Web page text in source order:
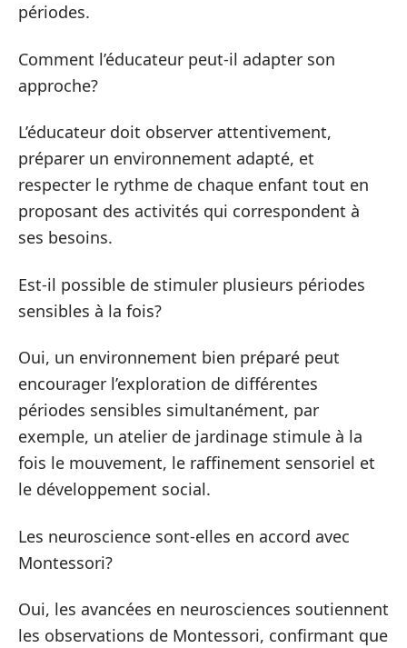
périodes.
Comment l’éducateur peut-il adapter son
approche?
L’éducateur doit observer attentivement,
préparer un environnement adapté, et
respecter le rythme de chaque enfant tout en
proposant des activités qui correspondent à
ses besoins.
Est-il possible de stimuler plusieurs périodes
sensibles à la fois?
Oui, un environnement bien préparé peut
encourager l’exploration de différentes
périodes sensibles simultanément, par
exemple, un atelier de jardinage stimule à la
fois le mouvement, le raffinement sensoriel et
le développement social.
Les neuroscience sont-elles en accord avec
Montessori?
Oui, les avancées en neurosciences soutiennent
les observations de Montessori, confirmant que